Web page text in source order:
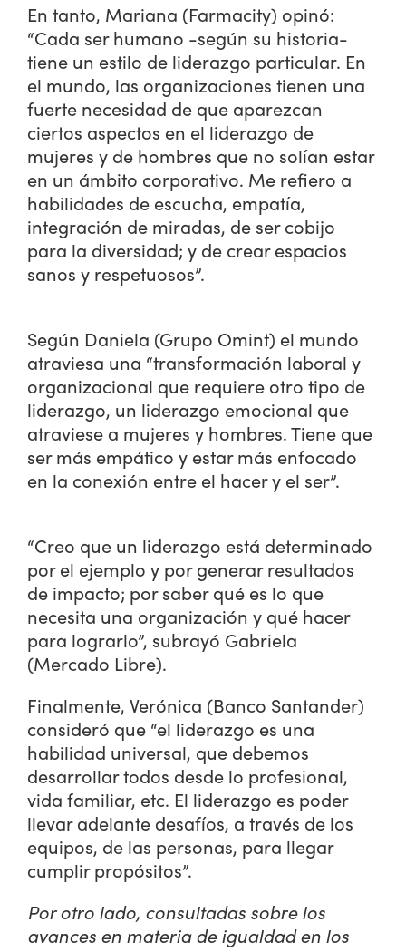
En tanto, Mariana (Farmacity) opinó:
“Cada ser humano -según su historia-
tiene un estilo de liderazgo particular. En
el mundo, las organizaciones tienen una
fuerte necesidad de que aparezcan
ciertos aspectos en el liderazgo de
mujeres y de hombres que no solían estar
en un ámbito corporativo. Me refiero a
habilidades de escucha, empatía,
integración de miradas, de ser cobijo
para la diversidad; y de crear espacios
sanos y respetuosos”.
Según Daniela (Grupo Omint) el mundo
atraviesa una “transformación laboral y
organizacional que requiere otro tipo de
liderazgo, un liderazgo emocional que
atraviese a mujeres y hombres. Tiene que
ser más empático y estar más enfocado
en la conexión entre el hacer y el ser”.
“Creo que un liderazgo está determinado
por el ejemplo y por generar resultados
de impacto; por saber qué es lo que
necesita una organización y qué hacer
para lograrlo”, subrayó Gabriela
(Mercado Libre).
Finalmente, Verónica (Banco Santander)
consideró que “el liderazgo es una
habilidad universal, que debemos
desarrollar todos desde lo profesional,
vida familiar, etc. El liderazgo es poder
llevar adelante desafíos, a través de los
equipos, de las personas, para llegar
cumplir propósitos”.
Por otro lado, consultadas sobre los
avances en materia de igualdad en los